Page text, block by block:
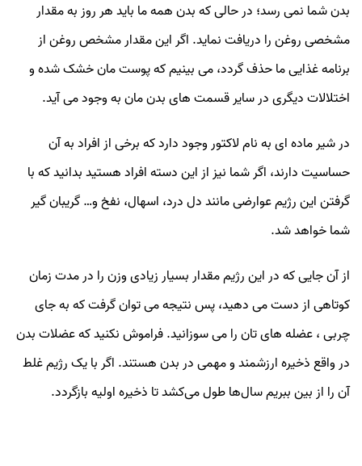
بدن شما نمی رسد؛ در حالی که بدن همه ما باید هر روز به مقدار
مشخصی روغن را دریافت نماید. اگر این مقدار مشخص روغن از
برنامه غذایی ما حذف گردد، می بینیم که پوست مان خشک شده و
اختلالات دیگری در سایر قسمت های بدن مان به وجود می آید.
در شیر ماده ای به نام لاکتور وجود دارد که برخی از افراد به آن
حساسیت دارند، اگر شما نیز از این دسته افراد هستید بدانید که با
گرفتن این رژیم عوارضی مانند دل درد، اسهال، نفخ و… گریبان گیر
شما خواهد شد.
از آن جایی که در این رژیم مقدار بسیار زیادی وزن را در مدت زمان
کوتاهی از دست می دهید، پس نتیجه می توان گرفت که به جای
چربی ، عضله های تان را می سوزانید. فراموش نکنید که عضلات بدن
در واقع ذخیره ارزشمند و مهمی در بدن هستند. اگر با یک رژیم غلط
آن را از بین ببریم سال‌ها طول می‌کشد تا ذخیره اولیه بازگردد.